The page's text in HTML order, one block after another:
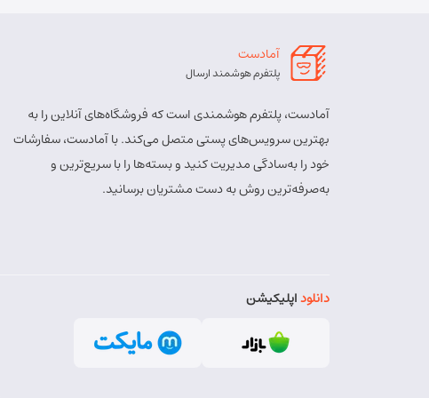
آمادست
پلتفرم هوشمند ارسال
آمادست، پلتفرم هوشمندی است که فروشگاه‌های آنلاین را به
بهترین سرویس‌های پستی متصل می‌کند. با آمادست، سفارشات
خود را به‌سادگی مدیریت کنید و بسته‌ها را با سریع‌ترین و
به‌صرفه‌ترین روش به دست مشتریان برسانید.
دانلوداپلیکیشن